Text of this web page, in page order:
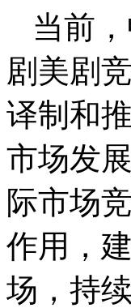
当前
剧美剧
译制和
市场发
际市场
作用，
场，持